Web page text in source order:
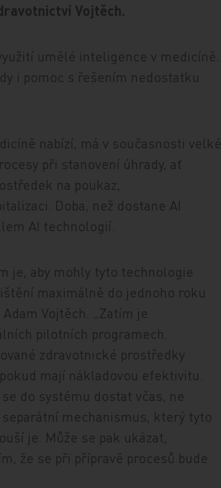
Vojtěch.
umělé inteligence v medicíně.
i pomoc s řešením nedostatku
nabízí, má v současnosti velké
při stanovení úhrady, ať
na poukaz,
Doba, než dostane AI
AI technologií.
je, aby mohly tyto technologie
maximálně do jednoho roku
Vojtěch. „Zatím je
pilotních programech.
zdravotnické prostředky
mají nákladovou efektivitu.
do systému dostat včas, ne
mechanismus, který tyto
je. Může se pak ukázat,
že se při přípravě procesů bude